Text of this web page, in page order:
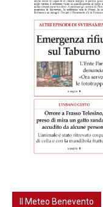
Il Meteo Benevento